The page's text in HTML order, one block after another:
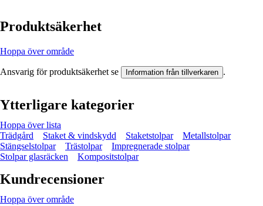
Produktsäkerhet
Hoppa över område
Ansvarig för produktsäkerhet se Information från tillverkaren .
Ytterligare kategorier
Hoppa över lista
Trädgård
Staket & vindskydd Staketstolpar
Metallstolpar
Stängselstolpar
Trästolpar
Impregnerade stolpar
Stolpar glasräcken
Kompositstolpar
Kundrecensioner
Hoppa över område